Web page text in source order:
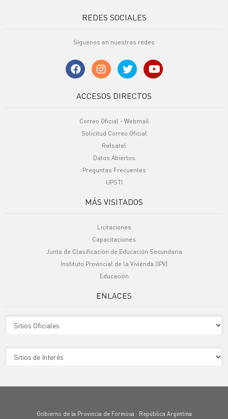
REDES SOCIALES
Síguenos en nuestras redes
ACCESOS DIRECTOS
Correo Oficial - Webmail
Solicitud Correo Oficial
Refsatel
Datos Abiertos
Preguntas Frecuentes
UPSTI
MÁS VISITADOS
Licitaciones
Capacitaciones
Junta de Clasificación de Educación Secundaria
Instituto Provincial de la Vivienda (IPV)
Educación
ENLACES
Gobierno de la Provincia de Formosa · República Argentina